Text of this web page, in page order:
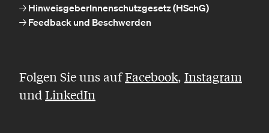
Folgen Sie uns aufFacebook, Instagram
und LinkedIn
HinweisgeberInnenschutzgesetz (HSchG)
Feedback und Beschwerden